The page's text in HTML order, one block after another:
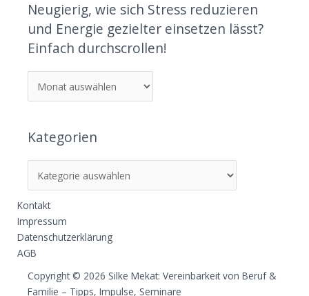
Neugierig, wie sich Stress reduzieren
und Energie gezielter einsetzen lässt?
Einfach durchscrollen!
Kategorien
Kontakt
Impressum
Datenschutzerklärung
AGB
Copyright © 2026 Silke Mekat: Vereinbarkeit von Beruf &
Familie – Tipps, Impulse, Seminare